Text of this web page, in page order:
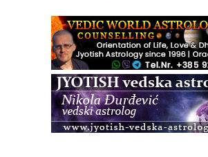
Zagreb+Online
Osnovni ThetaHealing® tečaj, Zagreb i
Access BARS®, otpusti stres
Access Energetski Facelift®